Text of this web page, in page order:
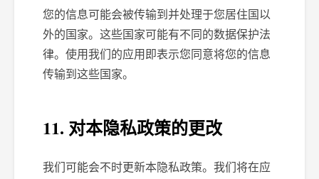
您的信息可能会被传输到并处理于您居住国以
外的国家。这些国家可能有不同的数据保护法
律。使用我们的应用即表示您同意将您的信息
传输到这些国家。
11. 对本隐私政策的更改
我们可能会不时更新本隐私政策。我们将在应